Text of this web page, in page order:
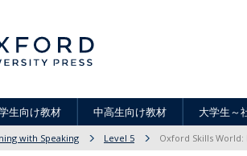
生向け教材 中高生向け教材 大学生～
with Speaking Level 5 Oxford Skills